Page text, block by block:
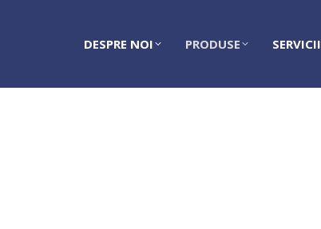
DESPRE NOI PRODUSE SERVICII